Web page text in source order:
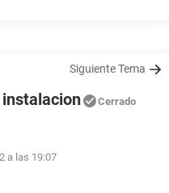
Siguiente Tema
Cerrado
a las 19:07